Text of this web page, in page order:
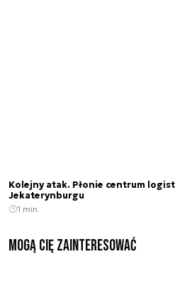
Kolejny atak. Płonie centrum
Jekaterynburgu
1 min.
Mogą Cię zainteresować